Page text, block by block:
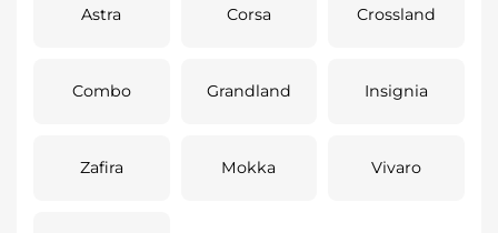
Astra Corsa Crossland
Combo Grandland Insignia
Zafira Mokka Vivaro